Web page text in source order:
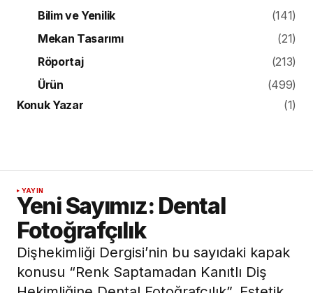
Bilim ve Yenilik
(141)
Mekan Tasarımı
(21)
Röportaj
(213)
Ürün
(499)
Konuk Yazar
(1)
YAYIN
Yeni Sayımız: Dental
Fotoğrafçılık
Dişhekimliği Dergisi’nin bu sayıdaki kapak
konusu “Renk Saptamadan Kanıtlı Diş